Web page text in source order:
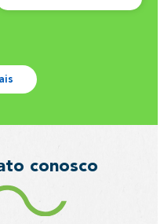
conosco